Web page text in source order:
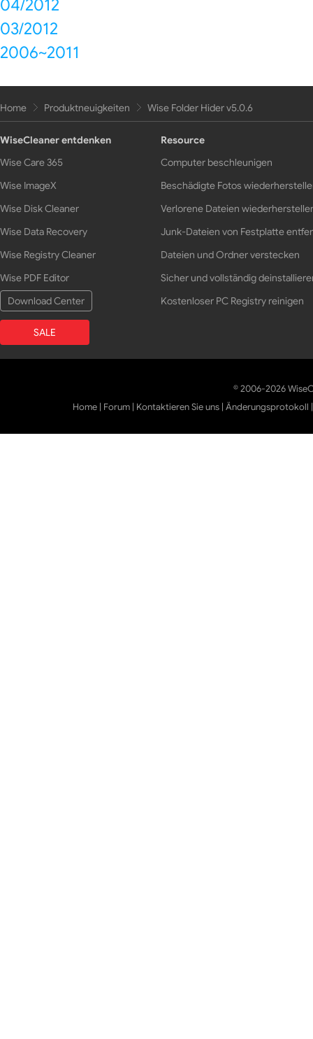
04/2012
03/2012
2006~2011
Home Produktneuigkeiten Wise Folder Hider v5.0.6
WiseCleaner entdenken
Wise Care 365
Wise ImageX
Wise Disk Cleaner
Wise Data Recovery
Wise Registry Cleaner
Wise PDF Editor
Download Center
SALE
Resource
Computer beschleunigen
Beschädigte Fotos
Verlorene Dateien
Junk-Dateien von Festplatte
Dateien und Ordner verstecken
Sicher und vollständig
Kostenloser PC Registry reinigen
© 2006-2026
Home | Forum | Kontaktieren Sie uns |Änderungsprotokoll